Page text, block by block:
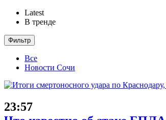
Latest
В тренде
Фильтр
Все
Новости Сочи
23:57